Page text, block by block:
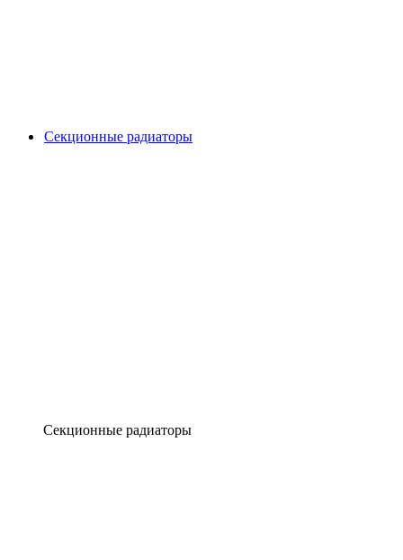
Секционные радиаторы
Секционные радиаторы